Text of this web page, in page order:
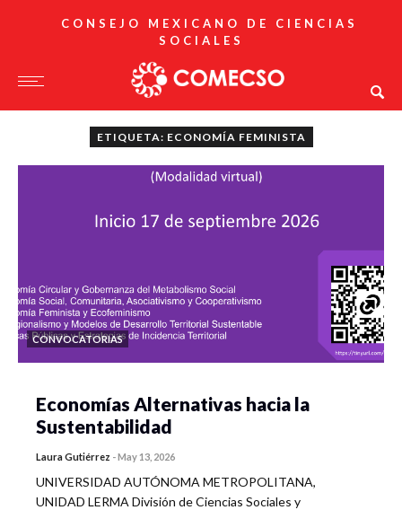
CONSEJO MEXICANO DE CIENCIAS
SOCIALES
ETIQUETA: ECONOMÍA FEMINISTA
CONVOCATORIAS
Economías Alternativas hacia la
Sustentabilidad
Laura Gutiérrez -May 13, 2026
UNIVERSIDAD AUTÓNOMA METROPOLITANA,
UNIDAD LERMA División de Ciencias Sociales y